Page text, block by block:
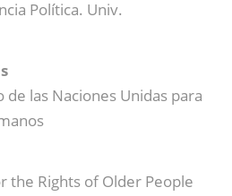
Política. Univ.
las Naciones Unidas para
the Rights of Older People